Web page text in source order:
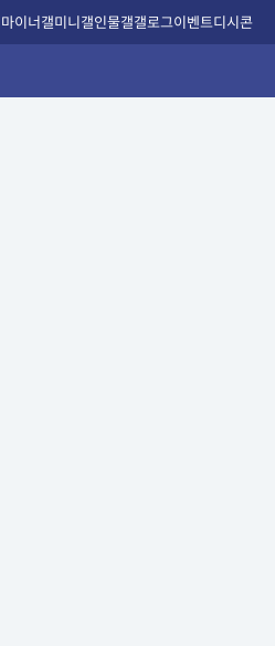
마이너갤미니갤인물갤갤로그이벤트디시콘